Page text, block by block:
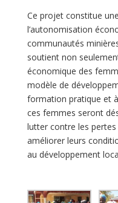
Ce projet constitue
l’autonomisation
communautés
soutient non
économique des
modèle de
formation pratique et
ces femmes seront
lutter contre les
améliorer leurs
au développement